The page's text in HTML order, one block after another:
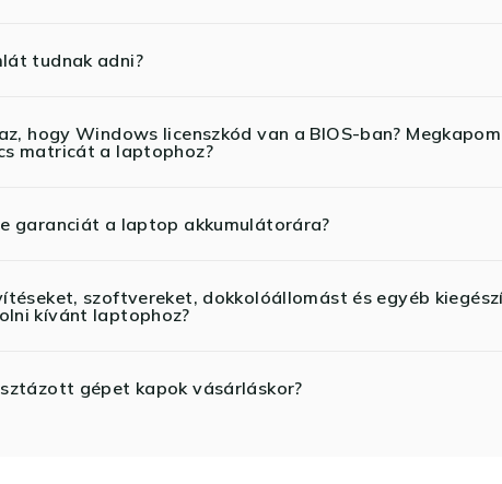
tudnak adni?
hogy Windows licenszkód van a BIOS-ban?
matricát a laptophoz?
garanciát a laptop akkumulátorára?
szoftvereket, dokkolóállomást és egyéb
kívánt laptophoz?
gépet kapok vásárláskor?